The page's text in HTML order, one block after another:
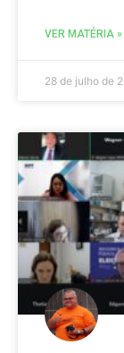
VER MATÉRIA »
28 de julho de